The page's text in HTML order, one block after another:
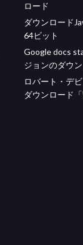
ロード
ダウンロード
64ビット
Google docs
ジョンのダウ
ロバート・デ
ダウンロード